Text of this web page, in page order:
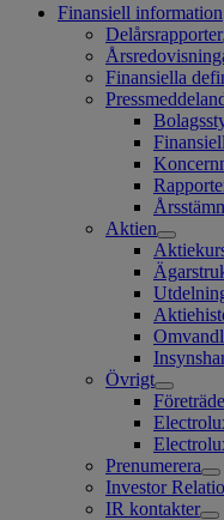
Finansiell information
Delårsrapporter
Finansiella
Aktien
Övrigt
Prenumerera
Investor
IR kontakter